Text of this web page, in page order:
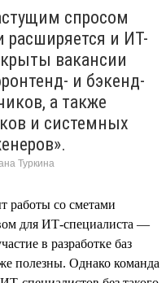
спросом
расширяется и ИТ-
вакансии
и бэкенд-
а также
и системных
Туркина
работы со сметами
для ИТ-специалиста —
в разработке баз
полезны. Однако команда